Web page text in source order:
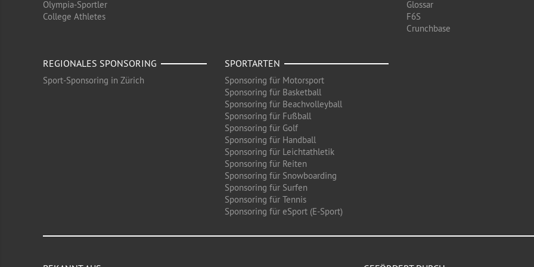
Olympia-Sportler
College Athletes
Glossar
F6S
Crunchbase
REGIONALES SPONSORING
Sport-Sponsoring in Zürich
SPORTARTEN
Sponsoring für Motorsport
Sponsoring für Basketball
Sponsoring für Beachvolleyball
Sponsoring für Fußball
Sponsoring für Golf
Sponsoring für Handball
Sponsoring für Leichtathletik
Sponsoring für Reiten
Sponsoring für Snowboarding
Sponsoring für Surfen
Sponsoring für Tennis
Sponsoring für eSport (E-Sport)